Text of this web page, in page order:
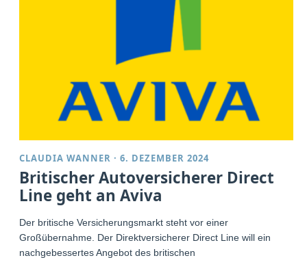
CLAUDIA WANNER ·6. DEZEMBER 2024
Britischer Autoversicherer Direct
Line geht an Aviva
Der britische Versicherungsmarkt steht vor einer
Großübernahme. Der Direktversicherer Direct Line will ein
nachgebessertes Angebot des britischen